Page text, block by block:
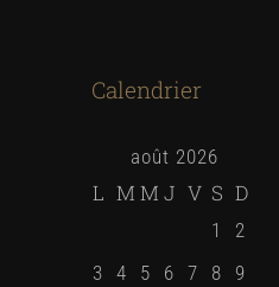
Calendrier
août 2026
L M M J V S D
1
2
3
4 5 6 7 8
9